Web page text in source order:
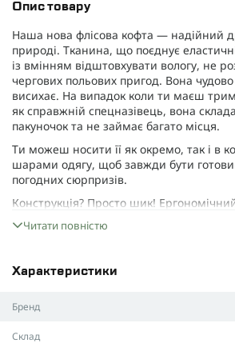
Опис товару
Наша нова флісова кофта — надійний
природі. Тканина, що поєднує
із вмінням відштовхувати вологу, не
чергових польових пригод. Вона
висихає. На випадок коли ти маєш
як справжній спецназівець, вона
пакуночок та не займає багато місця.
Ти можеш носити її як окремо, так і в
шарами одягу, щоб завжди бути
погодних сюрпризів.
Конструкція? Просто шик!
функціональність і комфорт. Ти будеш
навіть у найскладніших ситуаціях.
Цей легкий фліс з щільністю 330 г/м²
дихає і ефективно відводить піт, щоб у
навіть у найгарячіший момент.
Читати повністю
Характеристики
Бренд
Склад